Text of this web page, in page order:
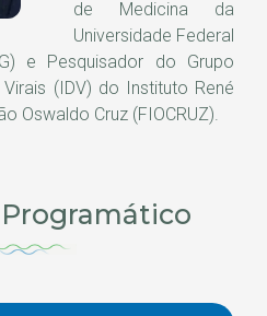
de Medicina da
Universidade Federal
e Pesquisador do Grupo
(IDV) do Instituto René
Oswaldo Cruz (FIOCRUZ).